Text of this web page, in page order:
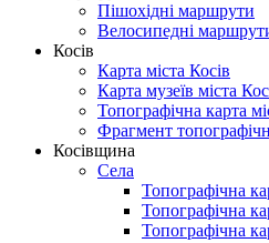
Пішохідні маршрути
Велосипедні
Косів
Карта міста Косів
Карта музеїв міста
Топографічна карта
Фрагмент
Косівщина
Села
Топографічна
Топографічна
Топографічна